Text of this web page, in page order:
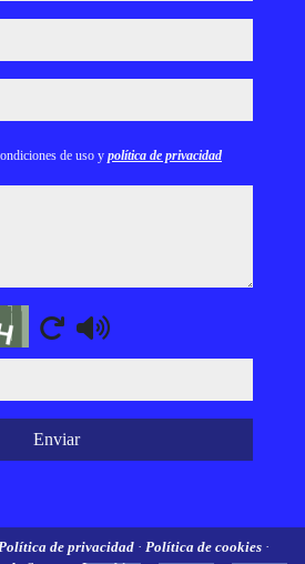
de uso y política de privacidad
Enviar
de privacidad · Política de cookies ·